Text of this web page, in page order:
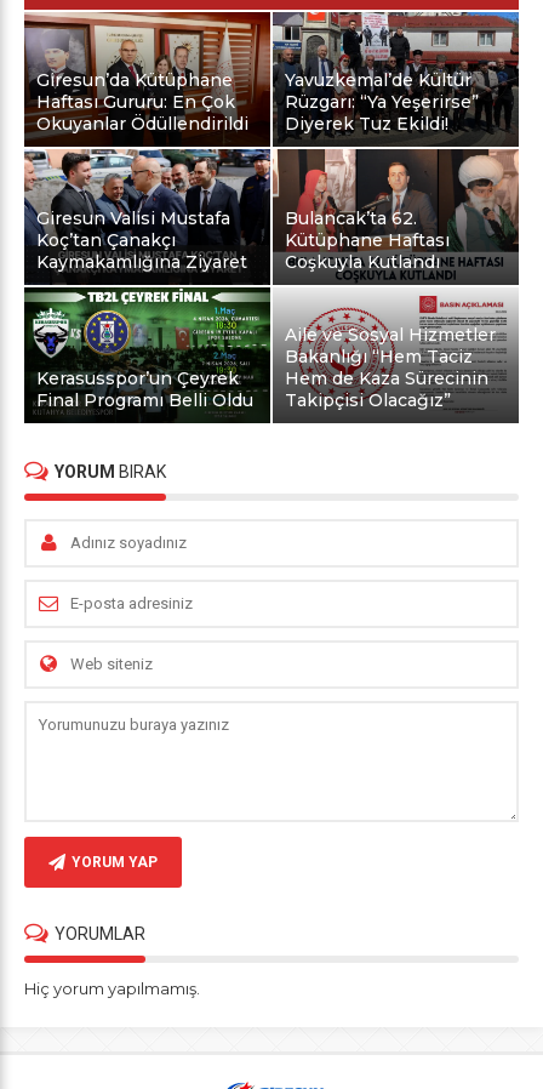
Giresun’da Kütüphane
Haftası Gururu: En Çok
Okuyanlar Ödüllendirildi
Yavuzkemal’de Kültür
Rüzgarı: “Ya Yeşerirse”
Diyerek Tuz Ekildi!
Giresun Valisi Mustafa
Koç’tan Çanakçı
Kaymakamlığına Ziyaret
Bulancak’ta 62.
Kütüphane Haftası
Coşkuyla Kutlandı
Kerasusspor’un Çeyrek
Final Programı Belli Oldu
Aile ve Sosyal Hizmetler
Bakanlığı “Hem Taciz
Hem de Kaza Sürecinin
Takipçisi Olacağız”
YORUM BIRAK
YORUM YAP
YORUMLAR
Hiç yorum yapılmamış.